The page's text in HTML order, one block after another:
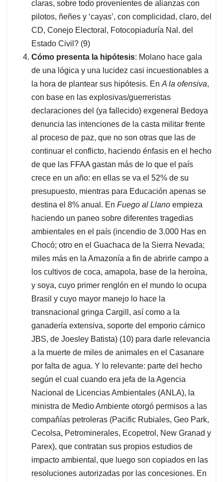
claras, sobre todo provenientes de alianzas con
pilotos, ñeñes y ‘cayas’, con complicidad, claro, del
CD, Conejo Electoral, Fotocopiaduría Nal. del
Estado Civil? (9)
Cómo presenta la hipótesis: Molano hace gala
de una lógica y una lucidez casi incuestionables a
la hora de plantear sus hipótesis. En A la ofensiva,
con base en las explosivas/guerreristas
declaraciones del (ya fallecido) exgeneral Bedoya
denuncia las intenciones de la casta militar frente
al proceso de paz, que no son otras que las de
continuar el conflicto, haciendo énfasis en el hecho
de que las FFAA gastan más de lo que el país
crece en un año: en ellas se va el 52% de su
presupuesto, mientras para Educación apenas se
destina el 8% anual. En Fuego al Llano empieza
haciendo un paneo sobre diferentes tragedias
ambientales en el país (incendio de 3.000 Has en
Chocó; otro en el Guachaca de la Sierra Nevada;
miles más en la Amazonía a fin de abrirle campo a
los cultivos de coca, amapola, base de la heroína,
y soya, cuyo primer renglón en el mundo lo ocupa
Brasil y cuyo mayor manejo lo hace la
transnacional gringa Cargill, así como a la
ganadería extensiva, soporte del emporio cárnico
JBS, de Joesley Batista) (10) para darle relevancia
a la muerte de miles de animales en el Casanare
por falta de agua. Y lo relevante: parte del hecho
según el cual cuando era jefa de la Agencia
Nacional de Licencias Ambientales (ANLA), la
ministra de Medio Ambiente otorgó permisos a las
compañías petroleras (Pacific Rubiales, Geo Park,
Cecolsa, Petrominerales, Ecopetrol, New Granad y
Parex), que contratan sus propios estudios de
impacto ambiental, que luego son copiados en las
resoluciones autorizadas por las concesiones. En